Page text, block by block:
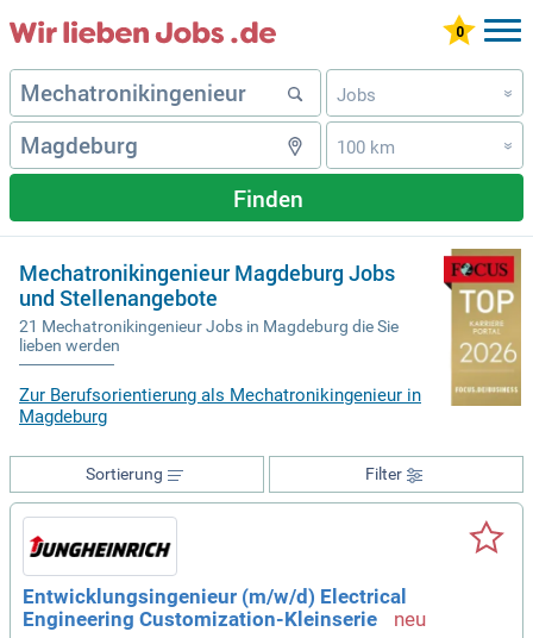
Jobs »
100 km »
Finden
Mechatronikingenieur Magdeburg Jobs
und Stellenangebote
21 Mechatronikingenieur Jobs in Magdeburg die Sie
lieben werden
Zur Berufsorientierung als Mechatronikingenieur in
Magdeburg
Filter
Sortierung
Entwicklungsingenieur (m/w/d) Electrical
Engineering Customization-Kleinserie